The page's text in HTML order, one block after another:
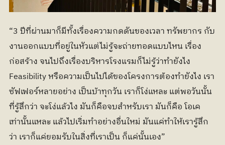
“3 ปีที่ผ่านมาก็มีทั้งเรื่องความกดดันของเวลา ทรัพยากร กับ
งานออกแบบที่อยู่ในหัวแต่ไม่รู้จะถ่ายทอดแบบไหน เรื่อง
ก่อสร้าง จนไปถึงเรื่องบริหารโรงแรมก็ไม่รู้ว่าทำยังไง
Feasibility หรือความเป็นไปได้ของโครงการต้องทำยังไง เรา
ซัฟเฟอร์หลายอย่าง เป็นบ้าทุกวัน เราก็โง่แหละ แต่พอวันนั้น
ที่รู้สึกว่า จะโง่แล้วไง มันก็คือจบสำหรับเรา มันก็คือ โอเค
เท่านั้นแหละ แล้วไปเริ่มทำอย่างอื่นใหม่ มันแค่ทำให้เรารู้สึก
ว่า เราก็แค่ยอมรับในสิ่งที่เราเป็น ก็แค่นั้นเอง”